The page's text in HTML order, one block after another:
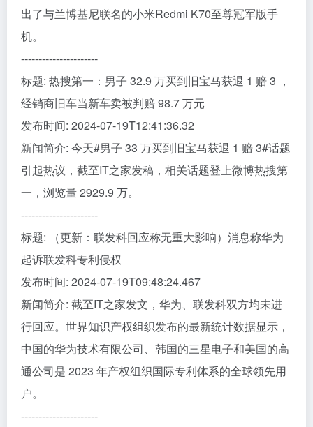
出了与兰博基尼联名的小米Redmi K70至尊冠军版手
机。
----------------------
标题: 热搜第一：男子 32.9 万买到旧宝马获退 1 赔 3 ，
经销商旧车当新车卖被判赔 98.7 万元
发布时间: 2024-07-19T12:41:36.32
新闻简介: 今天#男子 33 万买到旧宝马获退 1 赔 3#话题
引起热议，截至IT之家发稿，相关话题登上微博热搜第
一，浏览量 2929.9 万。
----------------------
标题: （更新：联发科回应称无重大影响）消息称华为
起诉联发科专利侵权
发布时间: 2024-07-19T09:48:24.467
新闻简介: 截至IT之家发文，华为、联发科双方均未进
行回应。世界知识产权组织发布的最新统计数据显示，
中国的华为技术有限公司、韩国的三星电子和美国的高
通公司是 2023 年产权组织国际专利体系的全球领先用
户。
----------------------